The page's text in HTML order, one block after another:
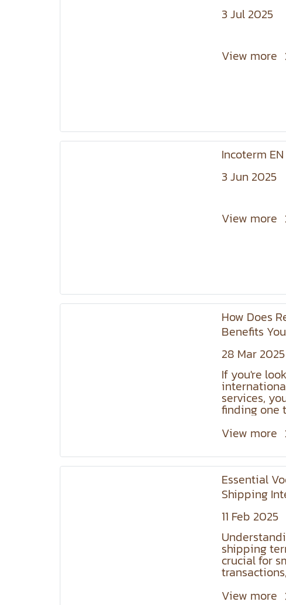
3 Jul 2025
View more
Incoterm EN
3 Jun 2025
View more
How Does
Benefits
28 Mar 2025
If you're
services,
finding one
repacking
better, one
valuable
goods,
services
of mind
shipping
View more
Essential
Shipping
11 Feb 2025
shipping
crucial for
sending
View more